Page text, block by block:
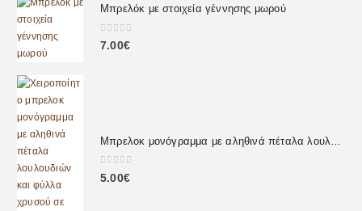
Μπρελόκ με στοιχεία γέννησης μωρού
0out of 5
7.00€
Μπρελοκ μονόγραμμα με αληθινά πέταλα λουλουδιών
0 out of 5
5.00€